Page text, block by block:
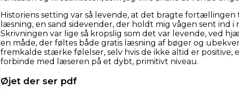
Historiens setting var så levende, at det bragte fortællingen
læsning, en sand sidevender, der holdt mig vågen sent
Skrivningen var lige så kropslig som det var levende, ved
en måde, der føltes både gratis læsning af bøger og
fremkalde stærke følelser, selv hvis de ikke altid er positive,
forbinde med læseren på et dybt, primitivt niveau.
Øjet der ser pdf